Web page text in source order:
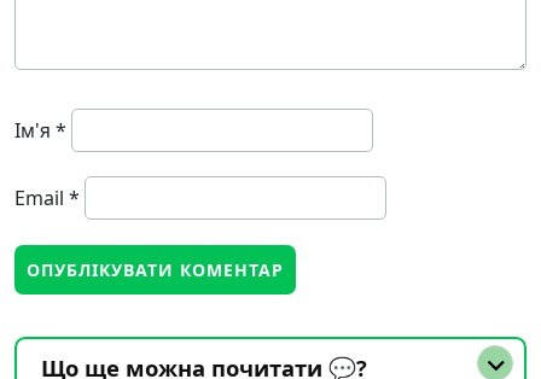
Ім'я *
Email *
Що ще можна почитати 💬?